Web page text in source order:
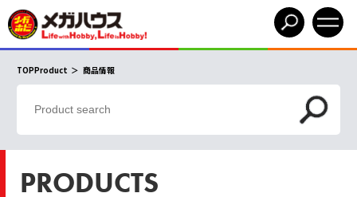
TOPProduct 商品情報
PRODUCTS